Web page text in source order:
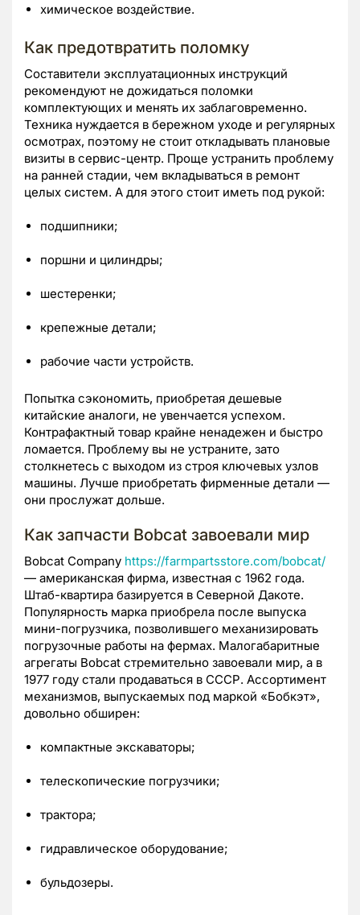
химическое воздействие.
Как предотвратить поломку
Составители эксплуатационных инструкций
рекомендуют не дожидаться поломки
комплектующих и менять их заблаговременно.
Техника нуждается в бережном уходе и регулярных
осмотрах, поэтому не стоит откладывать плановые
визиты в сервис-центр. Проще устранить проблему
на ранней стадии, чем вкладываться в ремонт
целых систем. А для этого стоит иметь под рукой:
подшипники;
поршни и цилиндры;
шестеренки;
крепежные детали;
рабочие части устройств.
Попытка сэкономить, приобретая дешевые
китайские аналоги, не увенчается успехом.
Контрафактный товар крайне ненадежен и быстро
ломается. Проблему вы не устраните, зато
столкнетесь с выходом из строя ключевых узлов
машины. Лучше приобретать фирменные детали —
они прослужат дольше.
Как запчасти Bobcat завоевали мир
Bobcat Company https://farmpartsstore.com/bobcat/
— американская фирма, известная с 1962 года.
Штаб-квартира базируется в Северной Дакоте.
Популярность марка приобрела после выпуска
мини-погрузчика, позволившего механизировать
погрузочные работы на фермах. Малогабаритные
агрегаты Bobcat стремительно завоевали мир, а в
1977 году стали продаваться в СССР. Ассортимент
механизмов, выпускаемых под маркой «Бобкэт»,
довольно обширен:
компактные экскаваторы;
телескопические погрузчики;
трактора;
гидравлическое оборудование;
бульдозеры.